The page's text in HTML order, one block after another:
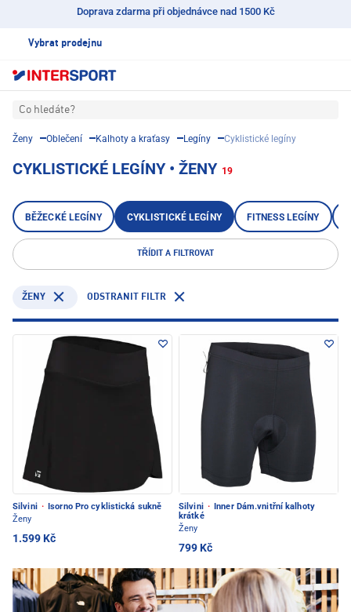
Doprava zdarma při objednávce nad 1500 Kč
Vybrat prodejnu
Co hledáte?
Ženy Oblečení Kalhoty a kraťasy Legíny Cyklistické legíny
CYKLISTICKÉ LEGÍNY • ŽENY 19
BĚŽECKÉ LEGÍNY CYKLISTICKÉ LEGÍNY FITNESS LEGÍNY
TŘÍDIT A FILTROVAT
ŽENY ODSTRANIT FILTR
Silvini · Isorno Pro cyklistická sukně
Ženy
1.599 Kč
Silvini · Inner Dám.vnitřní kalhoty
krátké
Ženy
799 Kč